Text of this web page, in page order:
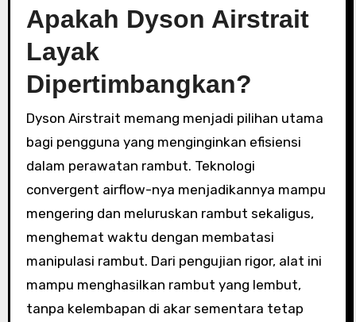
Apakah Dyson Airstrait
Layak
Dipertimbangkan?
Dyson Airstrait memang menjadi pilihan utama
bagi pengguna yang menginginkan efisiensi
dalam perawatan rambut. Teknologi
convergent airflow-nya menjadikannya mampu
mengering dan meluruskan rambut sekaligus,
menghemat waktu dengan membatasi
manipulasi rambut. Dari pengujian rigor, alat ini
mampu menghasilkan rambut yang lembut,
tanpa kelembapan di akar sementara tetap